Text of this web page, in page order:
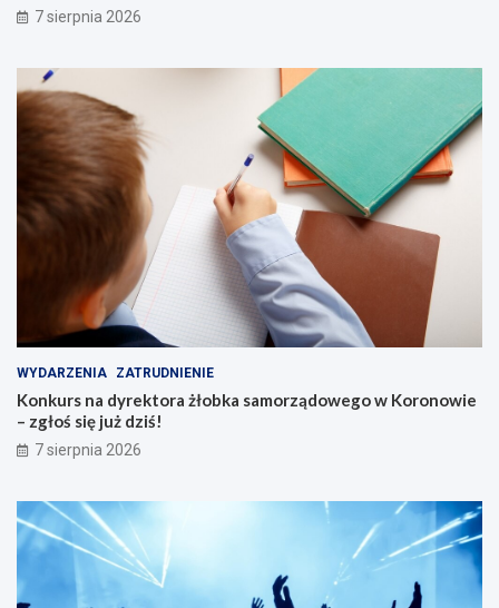
7 sierpnia 2026
WYDARZENIA ZATRUDNIENIE
Konkurs na dyrektora żłobka samorządowego w Koronowie
– zgłoś się już dziś!
7 sierpnia 2026